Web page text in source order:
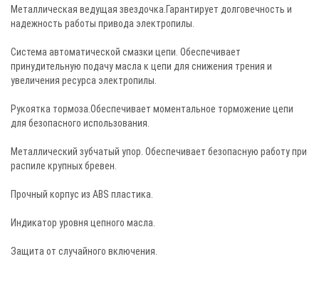
Металлическая ведущая звездочка.Гарантирует долговечность и
надежность работы привода электропилы.
Система автоматической смазки цепи. Обеспечивает
принудительную подачу масла к цепи для снижения трения и
увеличения ресурса электропилы.
Рукоятка тормоза.Обеспечивает моментальное торможение цепи
для безопасного использования.
Металлический зубчатый упор. Обеспечивает безопасную работу при
распиле крупных бревен.
Прочный корпус из ABS пластика.
Индикатор уровня цепного масла.
Защита от случайного включения.